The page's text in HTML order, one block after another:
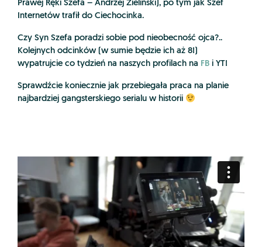
Prawej Ręki Szefa – Andrzej Zieliński), po tym jak Szef
Internetów trafił do Ciechocinka.
Czy Syn Szefa poradzi sobie pod nieobecność ojca?..
Kolejnych odcinków (w sumie będzie ich aż 8!)
wypatrujcie co tydzień na naszych profilach na FB i YT!
Sprawdźcie koniecznie jak przebiegała praca na planie
najbardziej gangsterskiego serialu w historii